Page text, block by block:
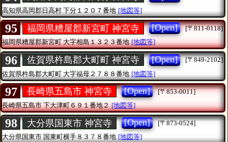
高知県高岡郡日高村 下分１２０７番地 [地図等]
95 福岡県糟屋郡新宮町 神宮寺 [Open]
[〒811-0118]
福岡県糟屋郡新宮町大字相島１３２３番地 [地図等]
96 佐賀県杵島郡大町町 神宮寺 [Open]
[〒849-2102]
佐賀県杵島郡大町町 大字福母２７８８番地 [地図等]
97 長崎県五島市 神宮寺 [Open]
[〒853-0011]
長崎県五島市下大津町６９１番地２ [地図等]
98 大分県国東市 神宮寺 [Open]
[〒873-0524]
大分県国東市国東町横手８３７８番地 [地図等]